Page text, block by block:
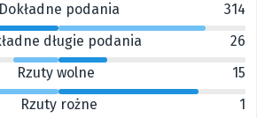
Dokładne podania
314
długie podania
26
Rzuty wolne
15
Rzuty rożne
1